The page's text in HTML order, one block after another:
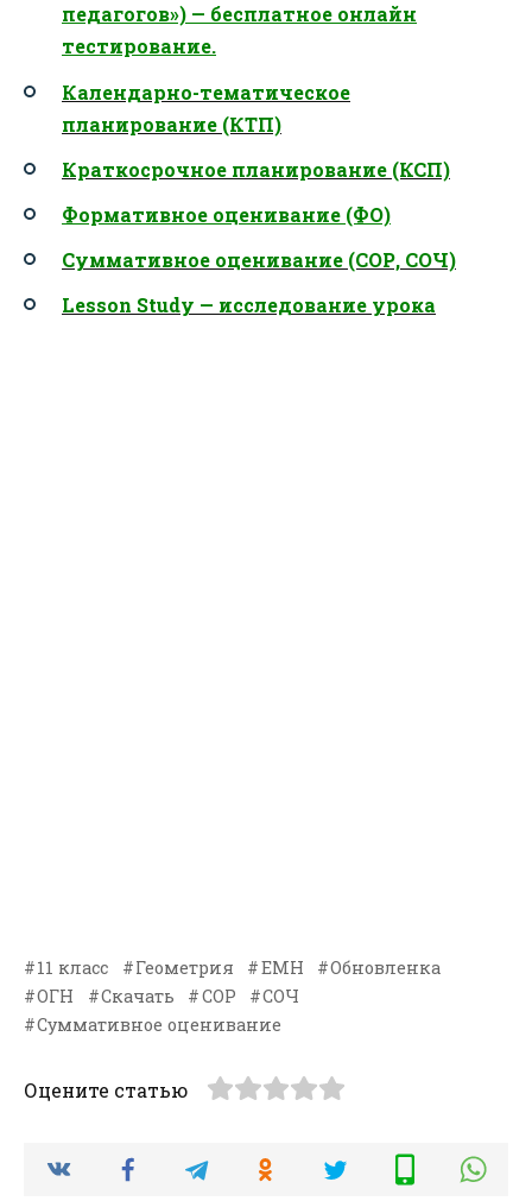
педагогов») — бесплатное онлайн
тестирование.
Календарно-тематическое
планирование (КТП)
Краткосрочное планирование (КСП)
Формативное оценивание (ФО)
Суммативное оценивание (СОР, СОЧ)
Lesson Study — исследование урока
11 класс Геометрия ЕМН
Обновленка
ОГН
Скачать СОР
СОЧ
Суммативное оценивание
Оцените статью